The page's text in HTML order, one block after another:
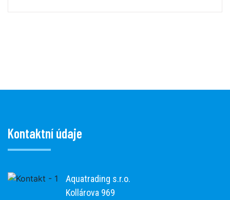
Kontaktní údaje
Aquatrading s.r.o.
Kollárova 969